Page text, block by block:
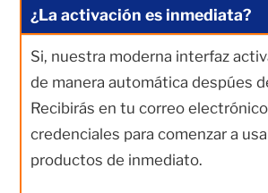
¿La activación es inmediata?
Si, nuestra moderna interfaz
de manera automática despúes
Recibirás en tu correo
credenciales para comenzar a
productos de inmediato.